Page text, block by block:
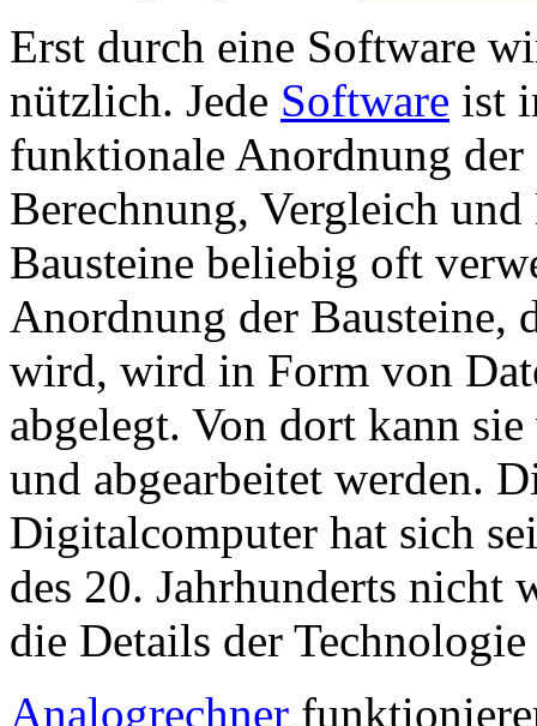
Erst durch eine Software
nützlich. Jede Software ist
funktionale Anordnung der
Berechnung, Vergleich
Bausteine beliebig oft
Anordnung der Bausteine,
wird, wird in Form von
abgelegt. Von dort kann
und abgearbeitet werden.
Digitalcomputer hat sich
des 20. Jahrhunderts nicht
die Details der
Analogrechner